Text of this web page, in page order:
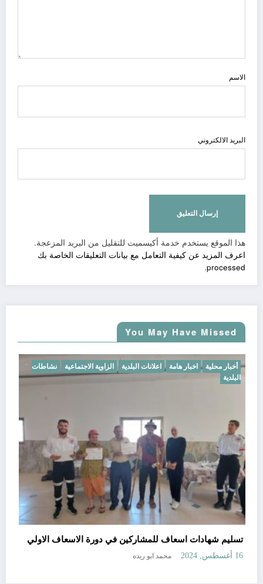
الاسم
البريد الالكتروني
هذا الموقع يستخدم خدمة أكيسميت للتقليل من البريد المزعجة.
اعرف المزيد عن كيفية التعامل مع بيانات التعليقات الخاصة بك
processed
.
You May Have Missed
أخبار محلية اخبار هامة اعلانات البلدية الزاوية الاجتماعية
نشاطات
البلدية
تسليم شهادات اسعاف للمشاركين في دورة الاسعاف الاولي
16 أغسطس, 2024 محمد ابو ريده